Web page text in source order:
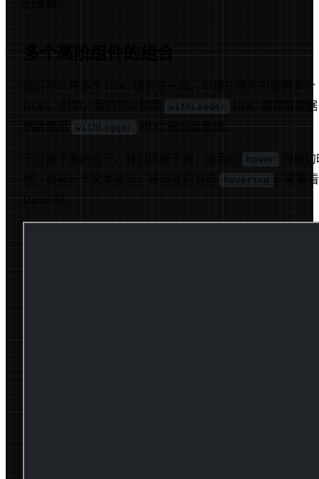
多个高阶组件的组合
我们可以将多个 HOC 组合在一起，以便在组件中使用多个
withLoader
HOC 来获取数
然后使用
withLogger HOC 来记录数据。
不过接下来的例子，我们这样子做，当我们 hover
容器的
候，会有一个文本提示，告诉我们当前
hovering
，来看看
Demo 吧。